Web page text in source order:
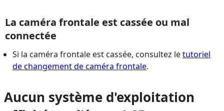
La caméra frontale est cassée ou mal
connectée
Si la caméra frontale est cassée, consultez letutoriel
de changement de caméra frontale.
Aucun système d'exploitation